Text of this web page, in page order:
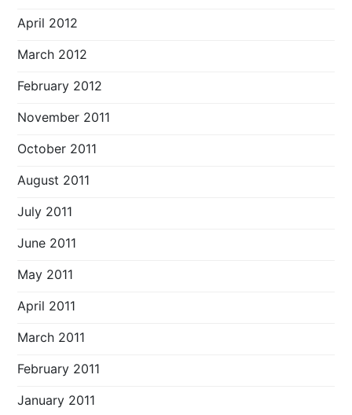
April 2012
March 2012
February 2012
November 2011
October 2011
August 2011
July 2011
June 2011
May 2011
April 2011
March 2011
February 2011
January 2011